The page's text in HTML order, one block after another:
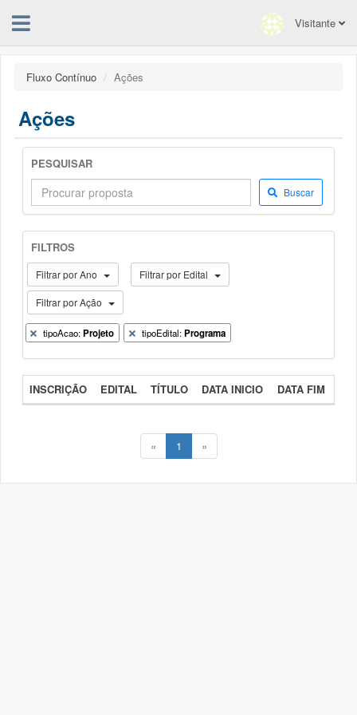
Visitante
Fluxo Contínuo Ações
Ações
PESQUISAR
Buscar
FILTROS
Filtrar por Ano Filtrar por Edital
Filtrar por Ação
tipoAcao:Projeto tipoEdital:Programa
INSCRIÇÃO EDITAL TÍTULO DATA INICIO DATA FIM
« 1 »